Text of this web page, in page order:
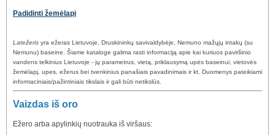
Padidinti žemėlapį
Latežeris yra ežeras Lietuvoje, Druskininkų savivaldybėje, Nemuno mažųjų intakų (su
Nemunu) baseine. Šiame kataloge galima rasti informaciją apie kai kuriuos paviršinio
vandens telkinius Lietuvoje - jų parametrus, vietą, priklausymą upės baseinui, vietovės
žemėlapį, upes, ežerus bei tvenkinius panašiais pavadinimais ir kt. Duomenys pateikiami
informaciniais/pažintiniais tikslais ir gali būti netikslūs.
Vaizdas iš oro
Ežero arba apylinkių nuotrauka iš viršaus: